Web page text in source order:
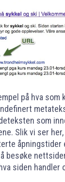
på hva som
som
Slik vi ser
åpningstider
besøke
siden handler